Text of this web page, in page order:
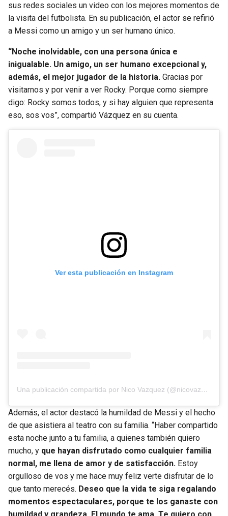
PANTHERS
BUCCANEERS
JAZZ
sus redes sociales un video con los mejores momentos de
la visita del futbolista. En su publicación, el actor se refirió
a Messi como un amigo y un ser humano único.
“Noche inolvidable, con una persona única e
inigualable. Un amigo, un ser humano excepcional y,
además, el mejor jugador de la historia. Gracias por
visitarnos y por venir a ver Rocky. Porque como siempre
digo: Rocky somos todos, y si hay alguien que representa
eso, sos vos”, compartió Vázquez en su cuenta.
Ver esta publicación en Instagram
Una publicación compartida por Nico Vazquez (@nicovazquezok)
Además, el actor destacó la humildad de Messi y el hecho
de que asistiera al teatro con su familia. “Haber compartido
esta noche junto a tu familia, a quienes también quiero
mucho, y que hayan disfrutado como cualquier familia
normal, me llena de amor y de satisfacción. Estoy
orgulloso de vos y me hace muy feliz verte disfrutar de lo
que tanto merecés. Deseo que la vida te siga regalando
momentos espectaculares, porque te los ganaste con
humildad y grandeza. El mundo te ama. Te quiero con